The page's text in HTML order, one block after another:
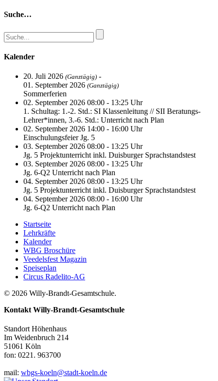
Suche…
Kalender
20. Juli 2026 (Ganztägig) -
01. September 2026 (Ganztägig)
Sommerferien
02. September 2026 08:00 - 13:25 Uhr
1. Schultag: 1.-2. Std.: SI Klassenleitung // SII Beratungs-
Lehrer*innen, 3.-6. Std.: Unterricht nach Plan
02. September 2026 14:00 - 16:00 Uhr
Einschulungsfeier Jg. 5
03. September 2026 08:00 - 13:25 Uhr
Jg. 5 Projektunterricht inkl. Duisburger Sprachstandstest
03. September 2026 08:00 - 13:25 Uhr
Jg. 6-Q2 Unterricht nach Plan
04. September 2026 08:00 - 13:25 Uhr
Jg. 5 Projektunterricht inkl. Duisburger Sprachstandstest
04. September 2026 08:00 - 16:00 Uhr
Jg. 6-Q2 Unterricht nach Plan
Startseite
Lehrkräfte
Kalender
WBG Broschüre
Veedelsfest Magazin
Speiseplan
Circus Radelito-AG
© 2026 Willy-Brandt-Gesamtschule.
Kontakt Willy-Brandt-Gesamtschule
Standort Höhenhaus
Im Weidenbruch 214
51061 Köln
fon: 0221. 963700
mail: wbgs-koeln@stadt-koeln.de